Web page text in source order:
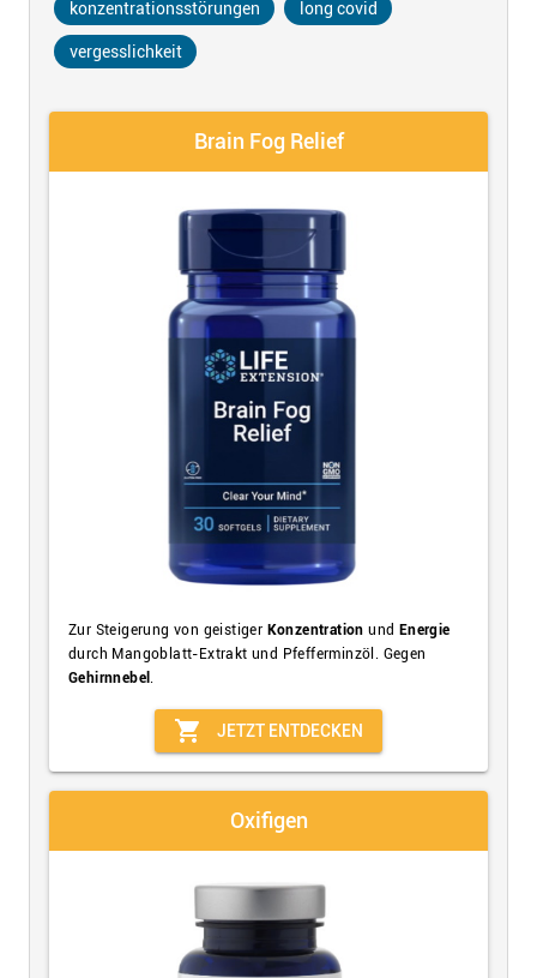
konzentrationsstörungen long covid
vergesslichkeit
Brain Fog Relief
Zur Steigerung von geistiger Konzentrationund Energie
durch Mangoblatt-Extrakt und Pfefferminzöl. Gegen
Gehirnnebel .
shopping_cart JETZT ENTDECKEN
Oxifigen